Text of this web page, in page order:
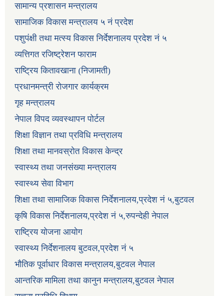
सामान्य प्रशासन मन्त्रालय
सामाजिक विकास मन्त्रालय ५ नं प्रदेश
पशुपंक्षी तथा मत्स्य विकास निर्देशनालय प्रदेश नं ५
व्यत्तिगत रजिष्ट्रेशन फाराम
राष्ट्रिय कितावखाना (निजामती)
प्रधानमन्त्री रोजगार कार्यक्रम
गृह मन्त्रालय
नेपाल विपद व्यवस्थापन पोर्टल
शिक्षा विज्ञान तथा प्रविधि मन्त्रालय
शिक्षा तथा मानवस्रोत विकास केन्द्र
स्वास्थ्य तथा जनसंख्या मन्त्रालय
स्वास्थ्य सेवा विभाग
शिक्षा तथा सामाजिक विकास निर्देशनालय,प्रदेश नं ५,बुटवल
कृषि विकास निर्देशनालय,प्रदेश नं ५,रुपन्देही नेपाल
राष्ट्रिय योजना आयोग
स्वास्थ्य निर्देशनालय बुटवल,प्रदेश नं ५
भौतिक पूर्वाधार विकास मन्त्रालय,बुटवल नेपाल
आन्तरिक मामिला तथा कानुन मन्त्रालय,बुटवल नेपाल